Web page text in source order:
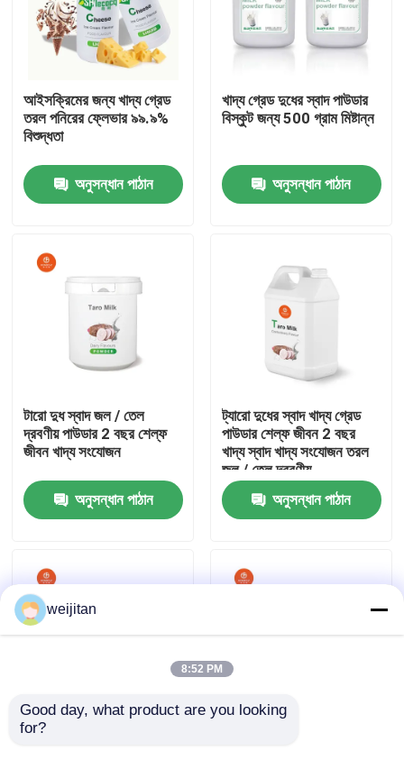
আমাদের সম্পর্কে
কারখানা ভ্রমণ
মান নিয়ন্ত্রণ
যোগাযোগ করুন
উদ্ধৃতির জন্য আবেদন
আইসক্রিমের জন্য খাদ্য গ্রেড
তরল পনিরের ফ্লেভার ৯৯.৯%
বিশুদ্ধতা
অনুসন্ধান পাঠান
খাদ্য গ্রেড দুধের স্বাদ পাউডার
বিস্কুট জন্য 500 গ্রাম মিষ্টান্ন
অনুসন্ধান পাঠান
টারো দুধ স্বাদ জল / তেল
দ্রবণীয় পাউডার 2 বছর শেল্ফ
জীবন খাদ্য সংযোজন
অনুসন্ধান পাঠান
ট্যারো দুধের স্বাদ খাদ্য গ্রেড
পাউডার শেল্ফ জীবন 2 বছর
খাদ্য স্বাদ খাদ্য সংযোজন তরল
জল / তেল দ্রবণীয়
অনুসন্ধান পাঠান
চাইনিজ কাস্তেনাট স্বাদযুক্ত
weijitan
8:52 PM
Good day, what product are you looking
for?